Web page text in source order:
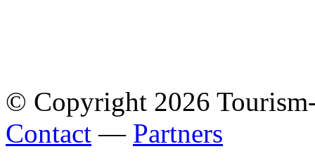
© Copyright 2026
Contact — Partners